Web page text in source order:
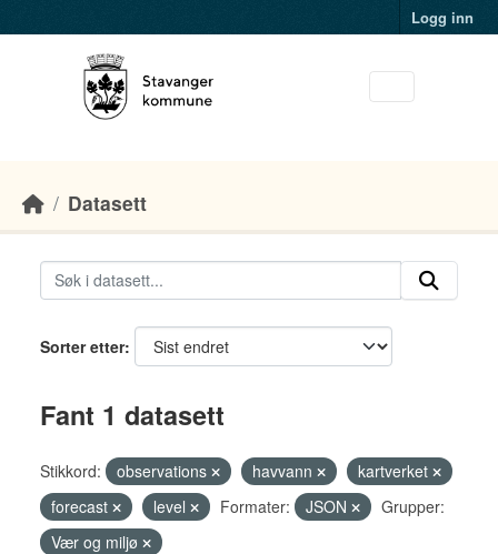
Logg inn
Datasett
Sorter etter
Fant 1 datasett
Stikkord: observations havvann
kartverket
forecast
level Formater: JSON
Grupper:
Vær og miljø